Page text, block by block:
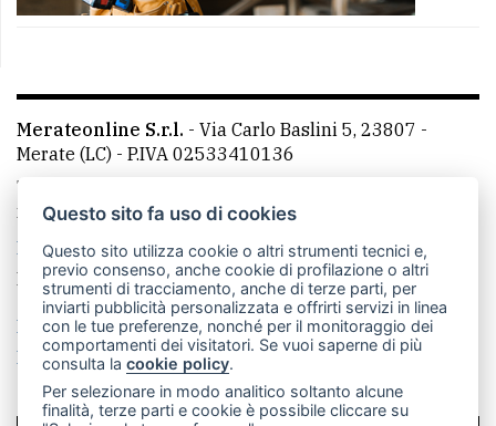
Merateonline S.r.l. - Via Carlo Baslini 5, 23807 -
Merate (LC) - P.IVA 02533410136
Telefono:
mail: redazione@merateonline.it
La redazione
CasateOnline LeccoOnline
RSS
Made by VIP
Privacy policy
Cookie policy
Rivedi le tue scelte sui cookie
Questo sito fa uso di cookies
Questo sito utilizza cookie o altri strumenti tecnici e,
previo consenso, anche cookie di profilazione o altri
strumenti di tracciamento, anche di terze parti, per
inviarti pubblicità personalizzata e offrirti servizi in linea
con le tue preferenze, nonché per il monitoraggio dei
comportamenti dei visitatori. Se vuoi saperne di più
consulta lacookie policy.
Per selezionare in modo analitico soltanto alcune
finalità, terze parti e cookie è possibile cliccare su